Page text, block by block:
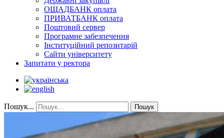
ОЩАДБАНК оплата
ПРИВАТБАНК оплата
Поштовий сервер
Програмне забезпечення
Інституційний репозитарій
Сайти університету
Запитати у ректора
Пошук... Пошук